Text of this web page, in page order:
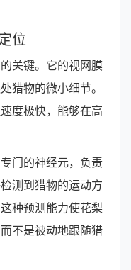
位
关键。它的视网膜
猎物的微小细节。
度极快，能够在高
门的神经元，负责
测到猎物的运动方
种预测能力使花梨
不是被动地跟随猎